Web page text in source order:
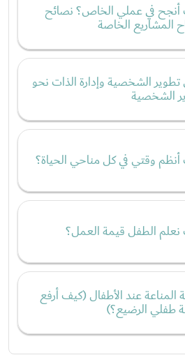
في عملي الخاص؟ نصائح
المشاريع الخاصة
الشخصية وإدارة الذات نحو
الشخصية
وقتي في كل مناحي الحياة؟
الطفل قيمة العمل؟
المناعة عند الأطفال (كيف أرفع
طفلي الرضيع؟)